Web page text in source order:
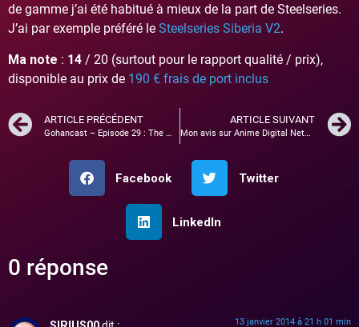
de gamme j’ai été habitué à mieux de la part de Steelseries.
J’ai par exemple préféré le Steelseries Siberia V2.
Ma note : 14 / 20 (surtout pour le rapport qualité / prix),
disponible au prix de 190 € frais de port inclus
ARTICLE PRÉCÉDENT
Gohancast – Episode 29 : The Walking Dead saison 2 – FIFA 14
ARTICLE SUIVANT
Mon avis sur Anime Digital Network
Facebook Twitter
LinkedIn
0 réponse
13 janvier 2014 à 21 h 01 min